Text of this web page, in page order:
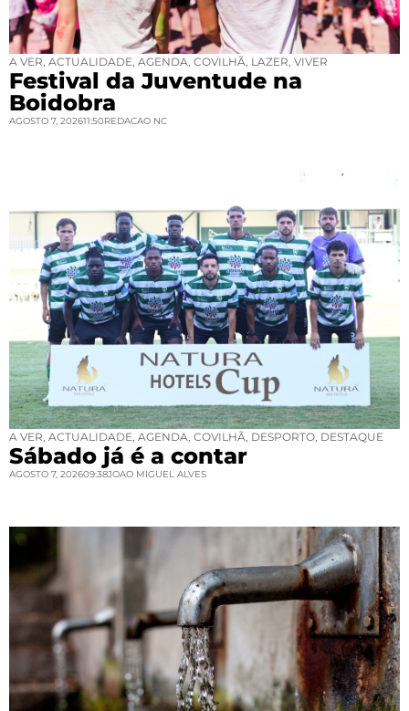
A VER ACTUALIDADE AGENDA COVILHÃ LAZER VIVER
Festival da Juventude na
Boidobra
AGOSTO 7, 202611:50REDACAO NC
A VER ACTUALIDADE AGENDA COVILHÃ DESPORTO DESTAQUE
Sábado já é a contar
AGOSTO 7, 202609:38JOAO MIGUEL ALVES